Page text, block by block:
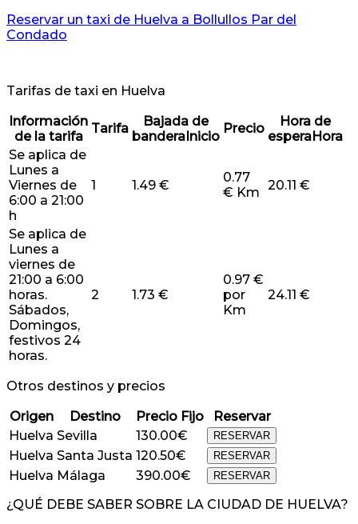
Reservar un taxi de Huelva a Bollullos Par del
Condado
Tarifas de taxi en Huelva
Información
de la tarifa
Tarifa
Bajada de
banderaInicio
Precio
Hora de
esperaHora
Se aplica de
Lunes a
Viernes de
6:00 a 21:00
h
1 1.49 €
0.77
€ Km 20.11 €
Se aplica de
Lunes a
viernes de
21:00 a 6:00
horas.
Sábados,
Domingos,
festivos 24
horas.
2 1.73 €
0.97 €
por
Km
24.11 €
Otros destinos y precios
Origen
Destino Precio Fijo
Reservar
Huelva Sevilla 130.00€ RESERVAR
Huelva Santa Justa 120.50€ RESERVAR
Huelva Málaga 390.00€ RESERVAR
¿QUÉ DEBE SABER SOBRE LA CIUDAD DE HUELVA?